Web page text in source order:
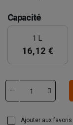
Capacité
1 L
16,12 €
Ajouter aux favoris